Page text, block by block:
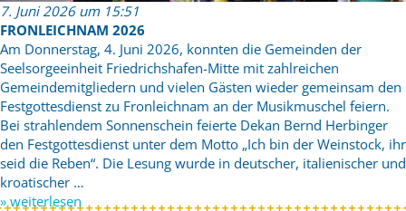
7. Juni 2026 um 15:51
FRONLEICHNAM 2026
Am Donnerstag, 4. Juni 2026, konnten die Gemeinden der
Seelsorgeeinheit Friedrichshafen-Mitte mit zahlreichen
Gemeindemitgliedern und vielen Gästen wieder gemeinsam den
Festgottesdienst zu Fronleichnam an der Musikmuschel feiern.
Bei strahlendem Sonnenschein feierte Dekan Bernd Herbinger
den Festgottesdienst unter dem Motto „Ich bin der Weinstock, ihr
seid die Reben“. Die Lesung wurde in deutscher, italienischer und
kroatischer …
» weiterlesen